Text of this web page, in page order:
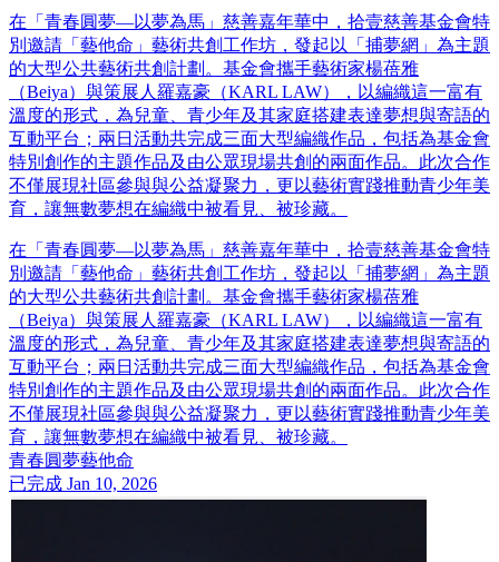
在「青春圓夢—以夢為馬」慈善嘉年華中，拾壹慈善基金會特
別邀請「藝他命」藝術共創工作坊，發起以「捕夢網」為主題
的大型公共藝術共創計劃。基金會攜手藝術家楊蓓雅
（Beiya）與策展人羅嘉豪（KARL LAW），以編織這一富有
溫度的形式，為兒童、青少年及其家庭搭建表達夢想與寄語的
互動平台；兩日活動共完成三面大型編織作品，包括為基金會
特別創作的主題作品及由公眾現場共創的兩面作品。此次合作
不僅展現社區參與與公益凝聚力，更以藝術實踐推動青少年美
育，讓無數夢想在編織中被看見、被珍藏。
在「青春圓夢—以夢為馬」慈善嘉年華中，拾壹慈善基金會特
別邀請「藝他命」藝術共創工作坊，發起以「捕夢網」為主題
的大型公共藝術共創計劃。基金會攜手藝術家楊蓓雅
（Beiya）與策展人羅嘉豪（KARL LAW），以編織這一富有
溫度的形式，為兒童、青少年及其家庭搭建表達夢想與寄語的
互動平台；兩日活動共完成三面大型編織作品，包括為基金會
特別創作的主題作品及由公眾現場共創的兩面作品。此次合作
不僅展現社區參與與公益凝聚力，更以藝術實踐推動青少年美
育，讓無數夢想在編織中被看見、被珍藏。
青春圓夢藝他命
已完成 Jan 10, 2026